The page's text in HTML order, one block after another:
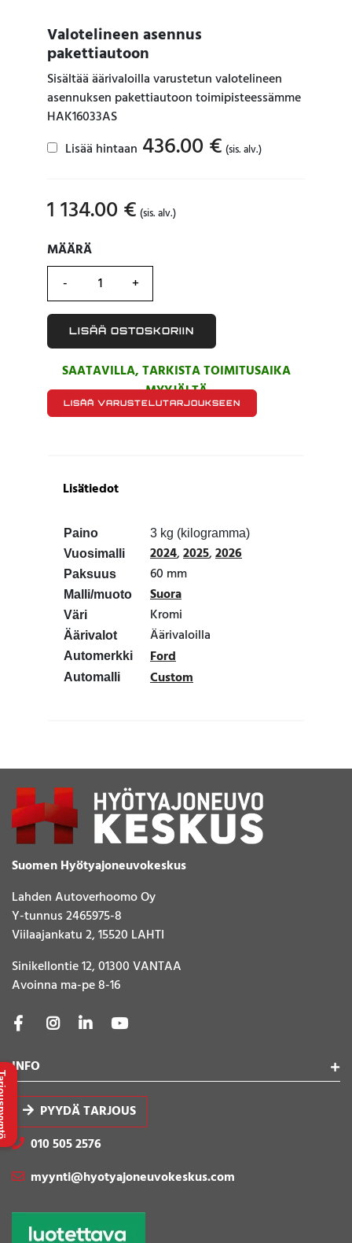
Valotelineen asennus
pakettiautoon
Sisältää äärivaloilla varustetun valotelineen
asennuksen pakettiautoon toimipisteessämme
HAK16033AS
Lisää hintaan 436.00 € (sis. alv.)
1 134.00 € (sis. alv.)
MÄÄRÄ
MÄÄRÄ
LISÄÄ OSTOSKORIIN
SAATAVILLA, TARKISTA TOIMITUSAIKA
MYYJÄLTÄ
LISÄÄ VARUSTELUTARJOUKSEEN
Lisätiedot
Paino
3 kg (kilogramma)
Vuosimalli
2024,2025,2026
Paksuus 60 mm
Malli/muoto Suora
Väri Kromi
Äärivalot Äärivaloilla
Automerkki Ford
Automalli Custom
Suomen Hyötyajoneuvokeskus
Lahden Autoverhoomo Oy
Y-tunnus 2465975-8
Viilaajankatu 2, 15520 LAHTI
Sinikellontie 12, 01300 VANTAA
Avoinna ma-pe 8-16
INFO
PYYDÄ TARJOUS
010 505 2576
myynti@hyotyajoneuvokeskus.com